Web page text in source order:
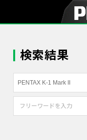
検索結果
PENTAX K-1 Mark II
すべて
PENTAX K-70